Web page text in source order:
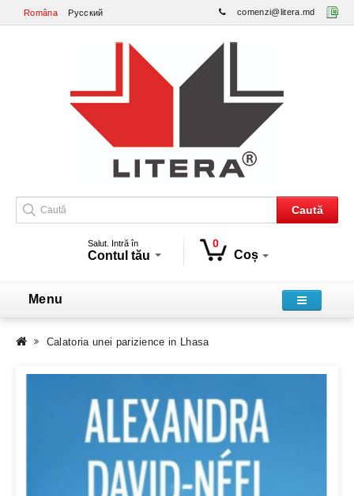
Româna Русский comenzi@litera.md
Caută
Salut. Intră în
Contul tău
0
Coș
Menu
Calatoria unei parizience in Lhasa